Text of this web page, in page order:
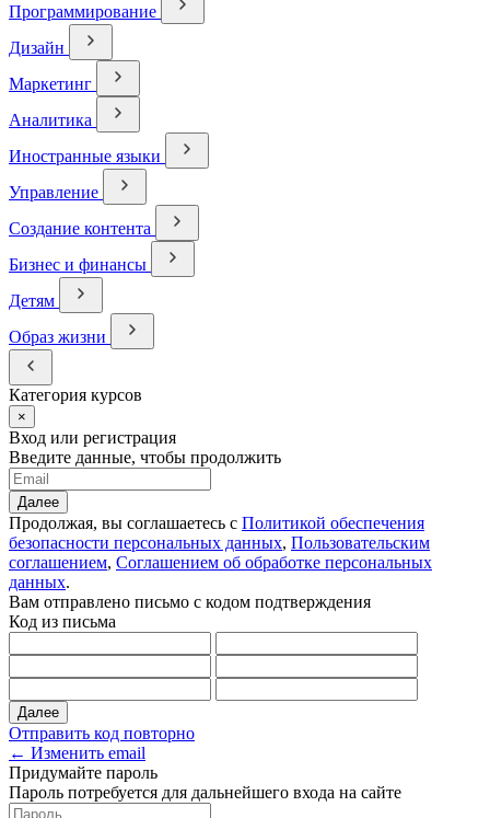
Программирование
Дизайн
Маркетинг
Аналитика
Иностранные языки
Управление
Создание контента
Бизнес и финансы
Детям
Образ жизни
Категория курсов
×
Вход или регистрация
Введите данные, чтобы продолжить
Далее
Продолжая, вы соглашаетесь с Политикой обеспечения
безопасности персональных данных, Пользовательским
соглашением, Соглашением об обработке персональных
данных.
Вам отправлено письмо с кодом подтверждения
Код из письма
Далее
Отправить код повторно
← Изменить email
Придумайте пароль
Пароль потребуется для дальнейшего входа на сайте